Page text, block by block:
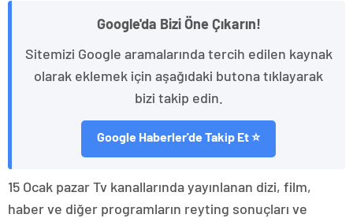
Google'da Bizi Öne Çıkarın!
Sitemizi Google aramalarında tercih edilen kaynak
olarak eklemek için aşağıdaki butona tıklayarak
bizi takip edin.
Google Haberler'de Takip Et ⭐
15 Ocak pazar Tv kanallarında yayınlanan dizi, film,
haber ve diğer programların reyting sonuçları ve